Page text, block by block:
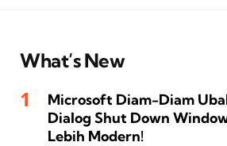
What’s New
Microsoft Diam-Diam
Dialog Shut Down
Lebih Modern!